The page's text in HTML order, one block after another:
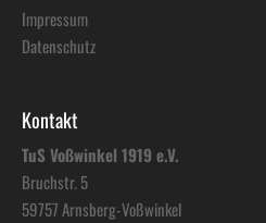
Impressum
Datenschutz
Kontakt
TuS Voßwinkel 1919 e.V.
Bruchstr. 5
59757 Arnsberg-Voßwinkel